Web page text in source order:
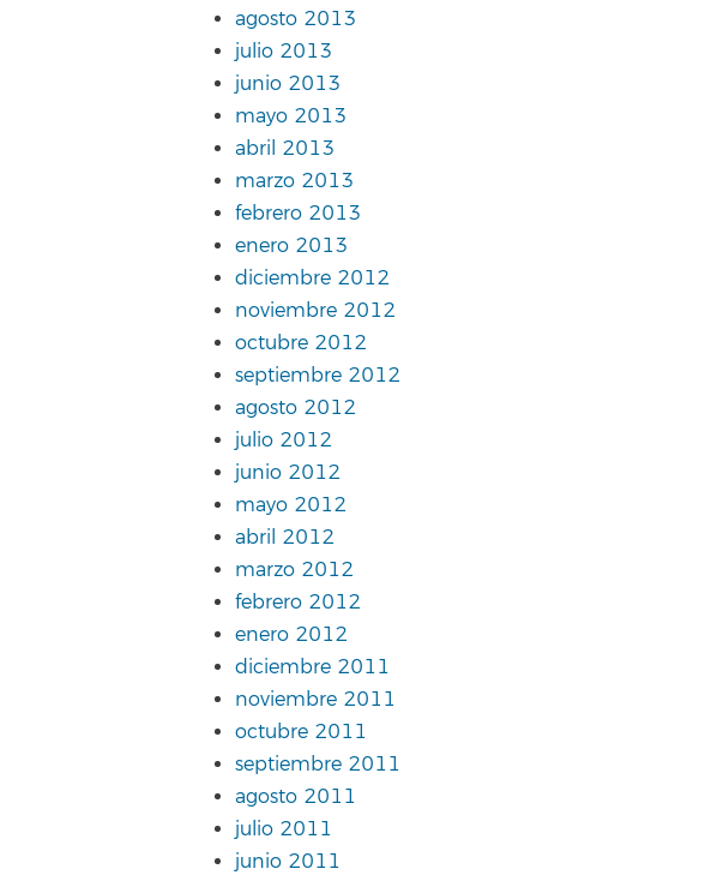
agosto 2013
julio 2013
junio 2013
mayo 2013
abril 2013
marzo 2013
febrero 2013
enero 2013
diciembre 2012
noviembre 2012
octubre 2012
septiembre 2012
agosto 2012
julio 2012
junio 2012
mayo 2012
abril 2012
marzo 2012
febrero 2012
enero 2012
diciembre 2011
noviembre 2011
octubre 2011
septiembre 2011
agosto 2011
julio 2011
junio 2011